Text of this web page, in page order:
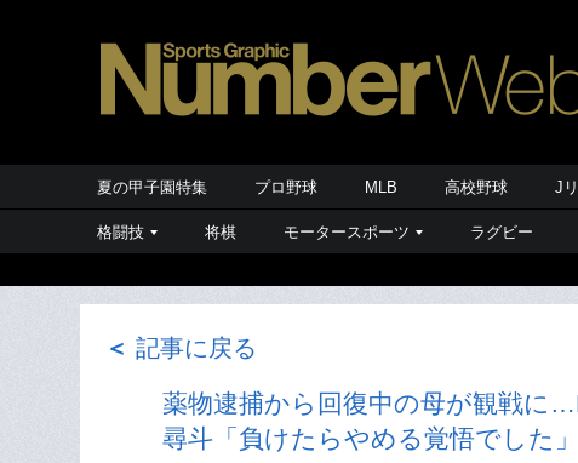
夏の甲子園特集 プロ野球 MLB 高校野球 J
格闘技 将棋 モータースポーツ ラグビー
＜ 記事に戻る
薬物逮捕から回復中の母が観戦に
尋斗「負けたらやめる覚悟でした